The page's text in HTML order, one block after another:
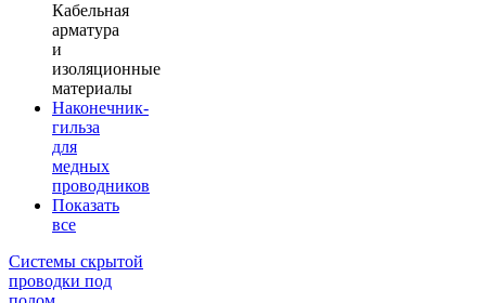
Кабельная
арматура
и
изоляционные
материалы
Наконечник-
гильза
для
медных
проводников
Показать
все
Системы скрытой
проводки под